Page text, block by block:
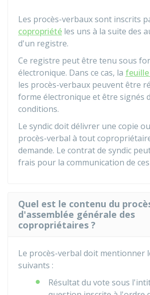
Les procès-verbaux sont inscrits
copropriété les uns à la suite des
d'un registre.
Ce registre peut être tenu sous
électronique. Dans ce cas, la
les procès-verbaux peuvent être
forme électronique et être signés
conditions.
Le syndic doit délivrer une copie
procès-verbal à tout
demande. Le contrat de syndic
frais pour la communication de
Quel est le contenu du
d'assemblée générale des
copropriétaires ?
Le procès-verbal doit mentionner
suivants :
Résultat du vote sous